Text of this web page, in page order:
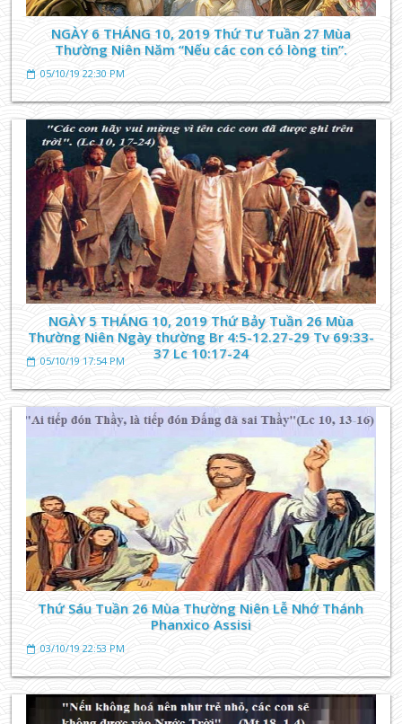
NGÀY 6 THÁNG 10, 2019 Thứ Tư Tuần 27 Mùa
Thường Niên Năm “Nếu các con có lòng tin”.
05/10/19 22:30 PM
NGÀY 5 THÁNG 10, 2019 Thứ Bảy Tuần 26 Mùa
Thường Niên Ngày thường Br 4:5-12.27-29 Tv 69:33-
37 Lc 10:17-24
05/10/19 17:54 PM
Thứ Sáu Tuần 26 Mùa Thường Niên Lễ Nhớ Thánh
Phanxico Assisi
03/10/19 22:53 PM